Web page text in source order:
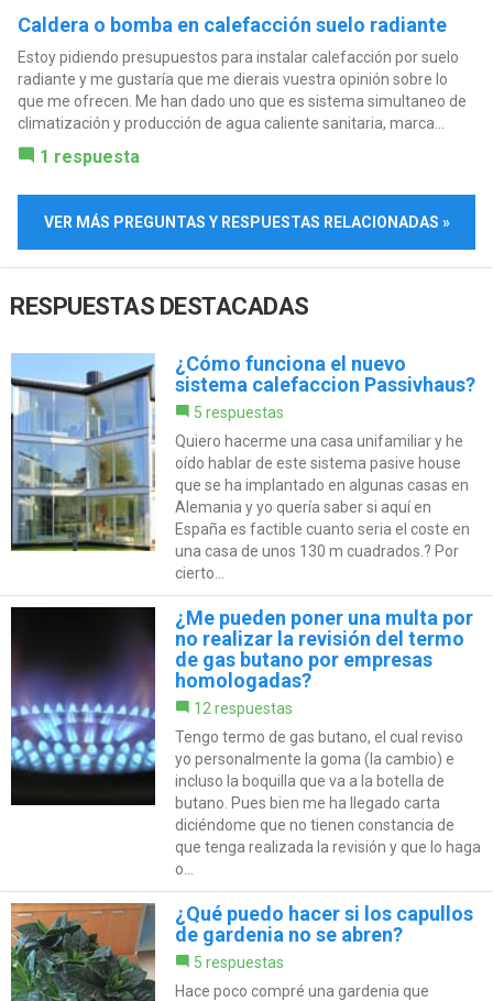
Caldera o bomba en calefacción suelo radiante
Estoy pidiendo presupuestos para instalar calefacción por suelo
radiante y me gustaría que me dierais vuestra opinión sobre lo
que me ofrecen. Me han dado uno que es sistema simultaneo de
climatización y producción de agua caliente sanitaria, marca...
1 respuesta
VER MÁS PREGUNTAS Y RESPUESTAS RELACIONADAS »
RESPUESTAS DESTACADAS
¿Cómo funciona el nuevo
sistema calefaccion Passivhaus?
5 respuestas
Quiero hacerme una casa unifamiliar y he
oído hablar de este sistema pasive house
que se ha implantado en algunas casas en
Alemania y yo quería saber si aquí en
España es factible cuanto seria el coste en
una casa de unos 130 m cuadrados.? Por
cierto...
¿Me pueden poner una multa por
no realizar la revisión del termo
de gas butano por empresas
homologadas?
12 respuestas
Tengo termo de gas butano, el cual reviso
yo personalmente la goma (la cambio) e
incluso la boquilla que va a la botella de
butano. Pues bien me ha llegado carta
diciéndome que no tienen constancia de
que tenga realizada la revisión y que lo haga
o...
¿Qué puedo hacer si los capullos
de gardenia no se abren?
5 respuestas
Hace poco compré una gardenia que